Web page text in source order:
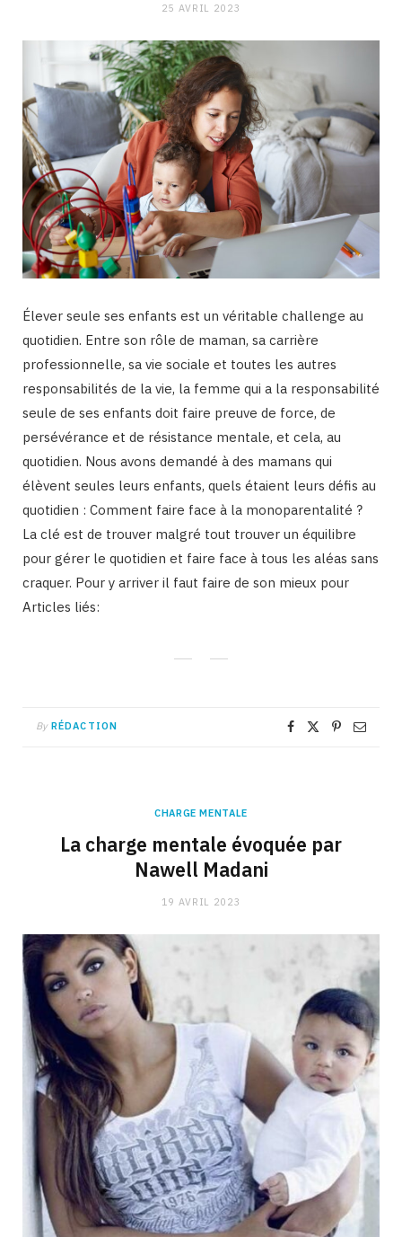
25 AVRIL 2023
Élever seule ses enfants est un véritable challenge au
quotidien. Entre son rôle de maman, sa carrière
professionnelle, sa vie sociale et toutes les autres
responsabilités de la vie, la femme qui a la responsabilité
seule de ses enfants doit faire preuve de force, de
persévérance et de résistance mentale, et cela, au
quotidien. Nous avons demandé à des mamans qui
élèvent seules leurs enfants, quels étaient leurs défis au
quotidien : Comment faire face à la monoparentalité ?
La clé est de trouver malgré tout trouver un équilibre
pour gérer le quotidien et faire face à tous les aléas sans
craquer. Pour y arriver il faut faire de son mieux pour
Articles liés:
By RÉDACTION
CHARGE MENTALE
La charge mentale évoquée par
Nawell Madani
19 AVRIL 2023